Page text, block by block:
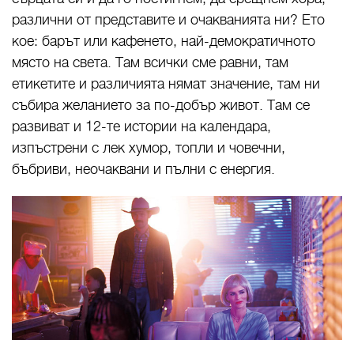
различни от представите и очакванията ни? Ето
кое: барът или кафенето, най-демократичното
място на света. Там всички сме равни, там
етикетите и различията нямат значение, там ни
събира желанието за по-добър живот. Там се
развиват и 12-те истории на календара,
изпъстрени с лек хумор, топли и човечни,
бъбриви, неочаквани и пълни с енергия.